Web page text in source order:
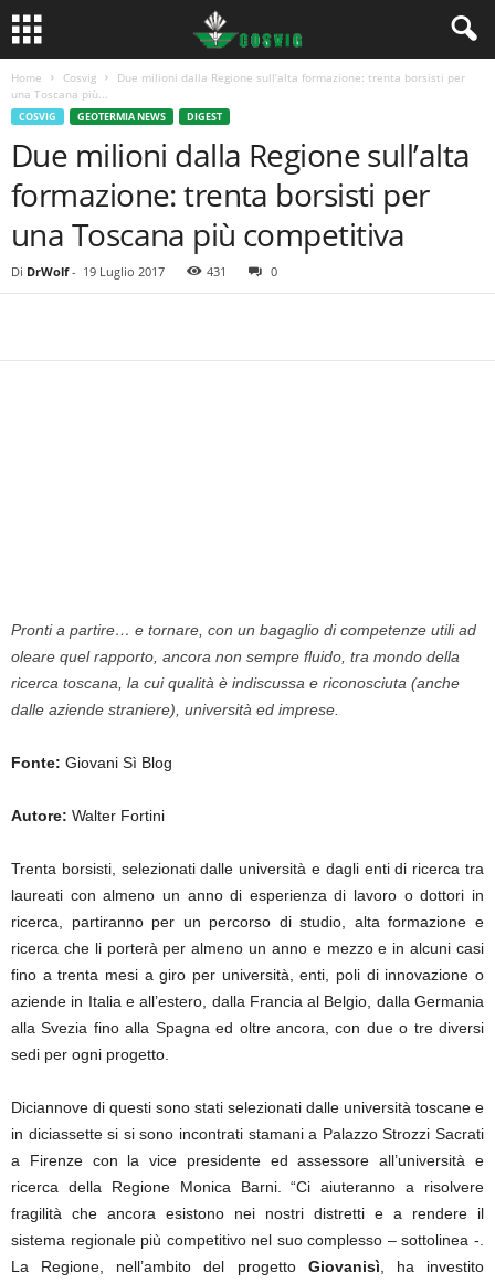
Home Cosvig
Due milioni dalla Regione sull’alta formazione: trenta borsisti per
una Toscana più...
COSVIG GEOTERMIA NEWS DIGEST
Due milioni dalla Regione sull’alta
formazione: trenta borsisti per
una Toscana più competitiva
Di DrWolf- 19 Luglio 2017 431 0
Pronti a partire… e tornare, con un bagaglio di competenze utili ad
oleare quel rapporto, ancora non sempre fluido, tra mondo della
ricerca toscana, la cui qualità è indiscussa e riconosciuta (anche
dalle aziende straniere), università ed imprese.
Fonte: Giovani Sì Blog
Autore: Walter Fortini
Trenta borsisti, selezionati dalle università e dagli enti di ricerca tra
laureati con almeno un anno di esperienza di lavoro o dottori in
ricerca, partiranno per un percorso di studio, alta formazione e
ricerca che li porterà per almeno un anno e mezzo e in alcuni casi
fino a trenta mesi a giro per università, enti, poli di innovazione o
aziende in Italia e all’estero, dalla Francia al Belgio, dalla Germania
alla Svezia fino alla Spagna ed oltre ancora, con due o tre diversi
sedi per ogni progetto.
Diciannove di questi sono stati selezionati dalle università toscane e
in diciassette si si sono incontrati stamani a Palazzo Strozzi Sacrati
a Firenze con la vice presidente ed assessore all’università e
ricerca della Regione Monica Barni. “Ci aiuteranno a risolvere
fragilità che ancora esistono nei nostri distretti e a rendere il
sistema regionale più competitivo nel suo complesso – sottolinea -.
La Regione, nell’ambito del progetto Giovanisì , ha investito